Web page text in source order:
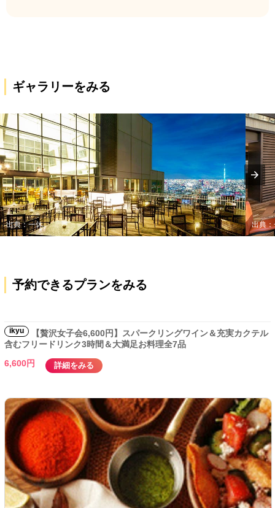
ギャラリーをみる
出典：一休 出典
予約できるプランをみる
ikyu
【贅沢女子会6,600円】スパークリングワイン＆充実カクテル
含むフリードリンク3時間＆大満足お料理全7品
6,600円
詳細をみる